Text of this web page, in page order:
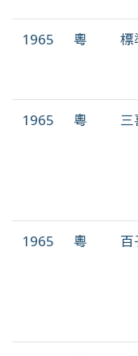
1965 粵 標
1965 粵 三
1965 粵 百